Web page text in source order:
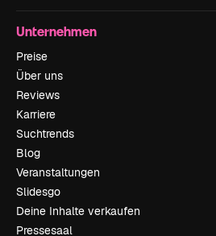
Unternehmen
Preise
Über uns
Reviews
Karriere
Suchtrends
Blog
Veranstaltungen
Slidesgo
Deine Inhalte verkaufen
Pressesaal